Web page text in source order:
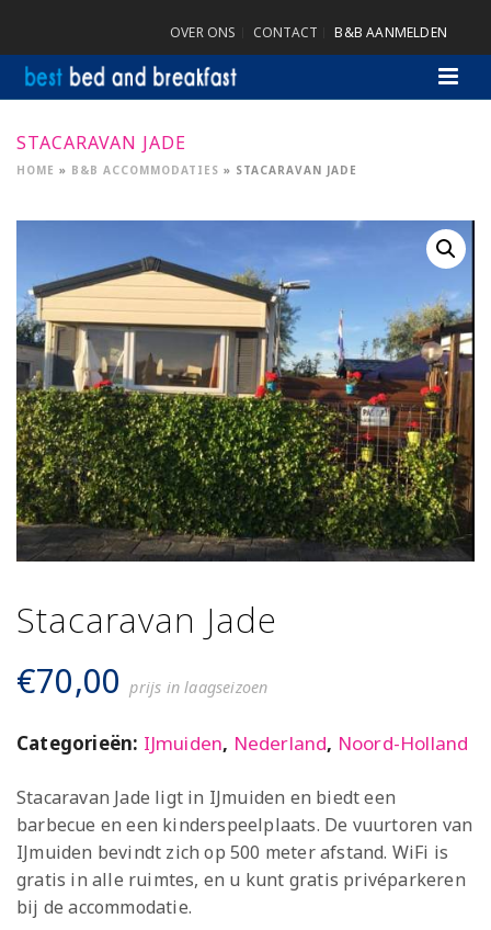
OVER ONS CONTACT B&B AANMELDEN
STACARAVAN JADE
HOME » B&B ACCOMMODATIES » STACARAVAN JADE
Stacaravan Jade
€70,00 prijs in laagseizoen
Categorieën: IJmuiden, Nederland, Noord-Holland
Stacaravan Jade ligt in IJmuiden en biedt een
barbecue en een kinderspeelplaats. De vuurtoren van
IJmuiden bevindt zich op 500 meter afstand. WiFi is
gratis in alle ruimtes, en u kunt gratis privéparkeren
bij de accommodatie.